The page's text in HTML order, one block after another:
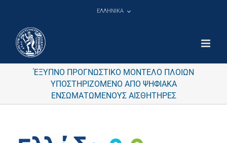
ΕΛΛΗΝΙΚΑ
ΈΞΥΠΝΟ ΠΡΟΓΝΩΣΤΙΚΟ ΜΟΝΤΕΛΟ ΠΛΟΙΩΝ
ΥΠΟΣΤΗΡΙΖΟΜΕΝΟ ΑΠΟ ΨΗΦΙΑΚΑ
ΕΝΣΩΜΑΤΩΜΕΝΟΥΣ ΑΙΣΘΗΤΗΡΕΣ